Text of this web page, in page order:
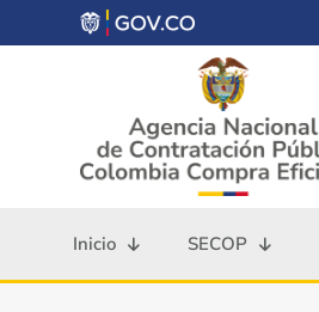
Inicio SECOP